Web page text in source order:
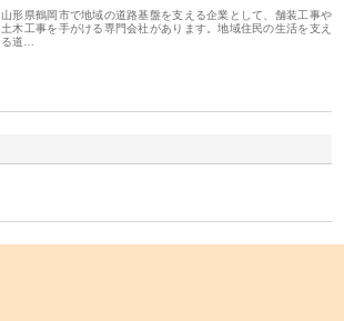
山形県鶴岡市で地域の道路基盤を支える企業として、舗装工事や
土木工事を手がける専門会社があります。地域住民の生活を支え
る道…